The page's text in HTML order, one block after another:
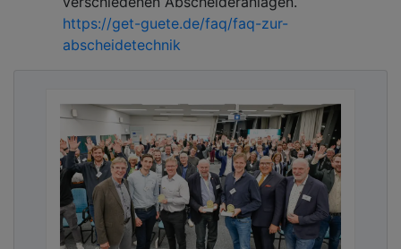
https://get-guete.de/faq/faq-zur-
abscheidetechnik